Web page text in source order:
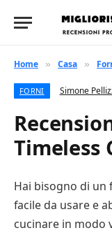
Home » Casa »
FORNI Simone
Timeless
Hai bisogno di un
facile da usare e
cucinare in modo